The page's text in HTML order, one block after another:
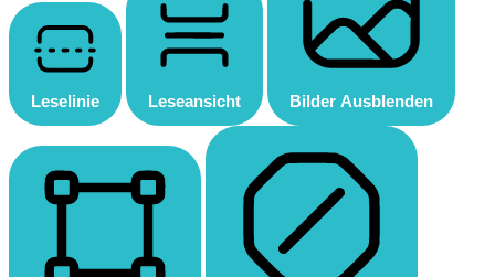
Leselinie Leseansicht Bilder Ausblenden